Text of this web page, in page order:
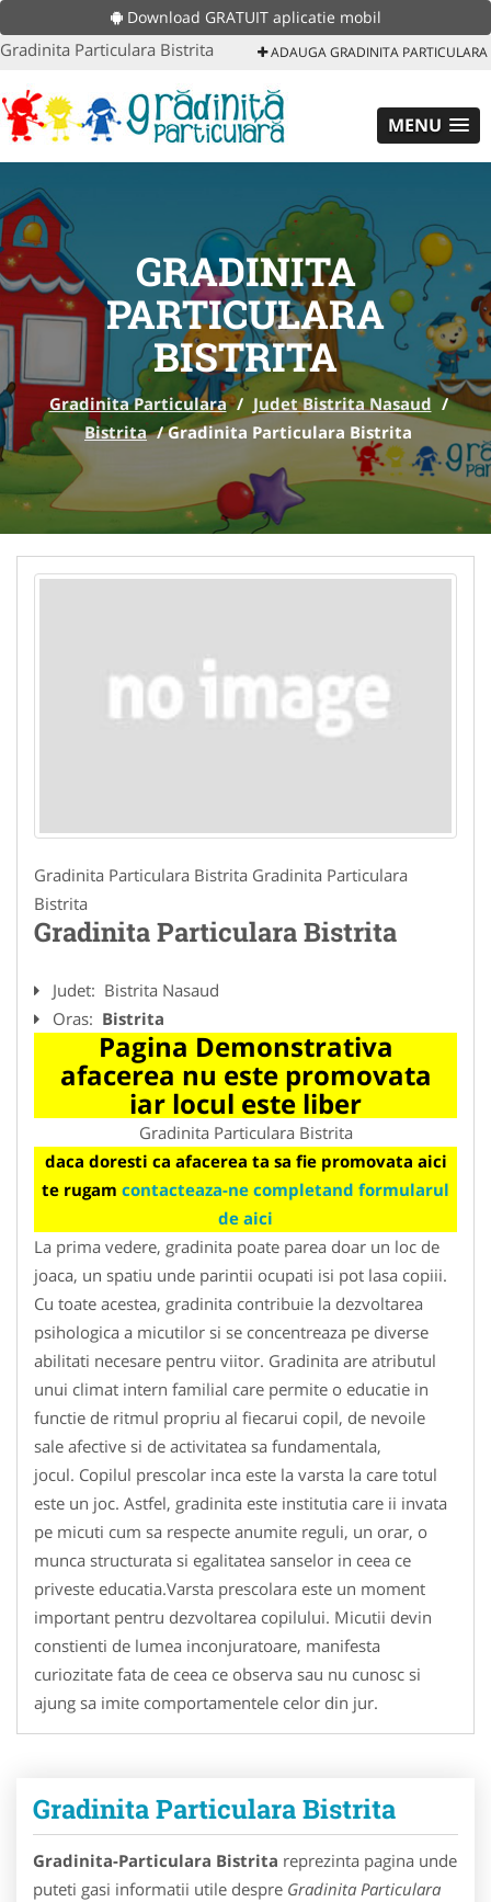
Download GRATUIT aplicatie mobil
Gradinita Particulara Bistrita ADAUGA GRADINITA PARTICULARA
MENU
GRADINITA
PARTICULARA
BISTRITA
Gradinita Particulara / Judet Bistrita Nasaud /
Bistrita /Gradinita Particulara Bistrita
Gradinita Particulara Bistrita Gradinita Particulara
Bistrita
Gradinita Particulara Bistrita
Judet: Bistrita Nasaud
Oras: Bistrita
Pagina Demonstrativa
afacerea nu este promovata
iar locul este liber
Gradinita Particulara Bistrita
daca doresti ca afacerea ta sa fie promovata aici
te rugam contacteaza-ne completand formularul
de aici
La prima vedere, gradinita poate parea doar un loc de
joaca, un spatiu unde parintii ocupati isi pot lasa copiii.
Cu toate acestea, gradinita contribuie la dezvoltarea
psihologica a micutilor si se concentreaza pe diverse
abilitati necesare pentru viitor. Gradinita are atributul
unui climat intern familial care permite o educatie in
functie de ritmul propriu al fiecarui copil, de nevoile
sale afective si de activitatea sa fundamentala,
jocul. Copilul prescolar inca este la varsta la care totul
este un joc. Astfel, gradinita este institutia care ii invata
pe micuti cum sa respecte anumite reguli, un orar, o
munca structurata si egalitatea sanselor in ceea ce
priveste educatia.Varsta prescolara este un moment
important pentru dezvoltarea copilului. Micutii devin
constienti de lumea inconjuratoare, manifesta
curiozitate fata de ceea ce observa sau nu cunosc si
ajung sa imite comportamentele celor din jur.
Gradinita Particulara Bistrita
Gradinita-Particulara Bistrita reprezinta pagina unde
puteti gasi informatii utile despre Gradinita Particulara